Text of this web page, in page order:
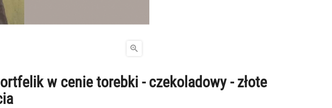

w cenie torebki - czekoladowy - złote